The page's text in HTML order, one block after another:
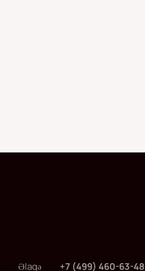
Əlaqə +7 (499) 460-63-48